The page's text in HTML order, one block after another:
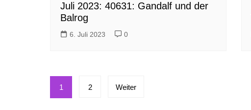
Juli 2023: 40631: Gandalf und der
Balrog
6. Juli 2023 0
Seitennummerierung
der
1 2 Weiter